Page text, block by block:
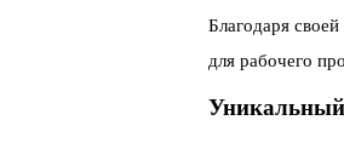
Благодаря
для рабочего
Уникальный